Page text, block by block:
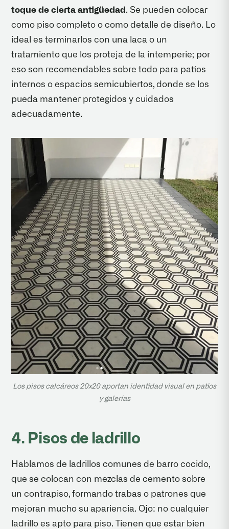
toque de cierta antigüedad . Se pueden colocar
como piso completo o como detalle de diseño. Lo
ideal es terminarlos con una laca o un
tratamiento que los proteja de la intemperie; por
eso son recomendables sobre todo para patios
internos o espacios semicubiertos, donde se los
pueda mantener protegidos y cuidados
adecuadamente.
Los pisos calcáreos 20x20 aportan identidad visual en patios
y galerías
4. Pisos de ladrillo
Hablamos de ladrillos comunes de barro cocido,
que se colocan con mezclas de cemento sobre
un contrapiso, formando trabas o patrones que
mejoran mucho su apariencia. Ojo: no cualquier
ladrillo es apto para piso. Tienen que estar bien